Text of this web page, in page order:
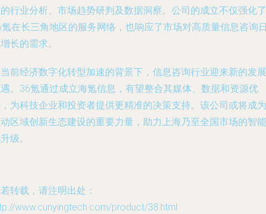
行业分析、市场趋势研判及数据洞察。公司的成立不仅强化了
在长三角地区的服务网络，也响应了市场对高质量信息咨询
长的需求。
前经济数字化转型加速的背景下，信息咨询行业迎来新的发展
。36氪通过成立海氪信息，有望整合其媒体、数据和资源优
为科技企业和投资者提供更精准的决策支持。该公司或将成为
区域创新生态建设的重要力量，助力上海乃至全国市场的智能
级。
转载，请注明出处：
www.cunyingtech.com/product/38.html